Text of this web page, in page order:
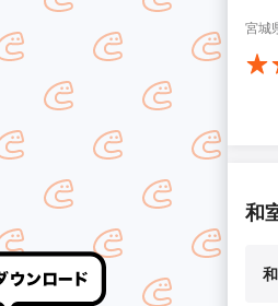
宮城
和